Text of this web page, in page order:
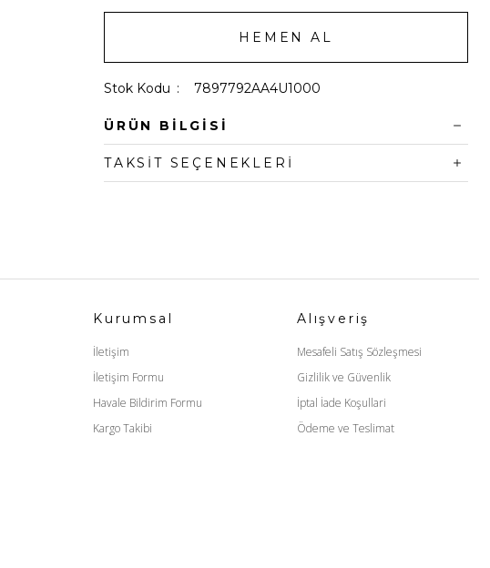
HEMEN AL
Stok Kodu 7897792AA4U1000
ÜRÜN BILGISI
TAKSIT SEÇENEKLERI
Kurumsal
İletişim
İletişim Formu
Havale Bildirim Formu
Kargo Takibi
Alışveriş
Mesafeli Satış Sözleşmesi
Gizlilik ve Güvenlik
İptal İade Koşullari
Ödeme ve Teslimat